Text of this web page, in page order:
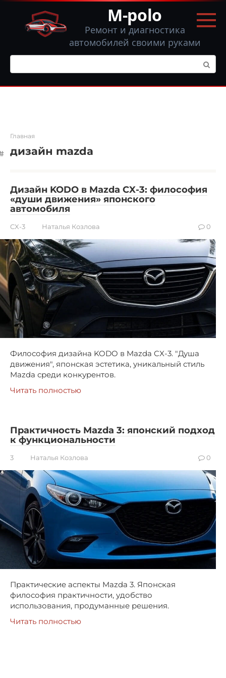
Перейти
контенту
M-polo
Ремонт и диагностика
автомобилей своими руками
Поиск:
Главная
дизайн mazda
Дизайн KODO в Mazda CX-3: философия
«души движения» японского
автомобиля
CX-3 Наталья Козлова 0
Философия дизайна KODO в Mazda CX-3. "Душа
движения", японская эстетика, уникальный стиль
Mazda среди конкурентов.
Читать полностью
Практичность Mazda 3: японский подход
к функциональности
3 Наталья Козлова 0
Практические аспекты Mazda 3. Японская
философия практичности, удобство
использования, продуманные решения.
Читать полностью